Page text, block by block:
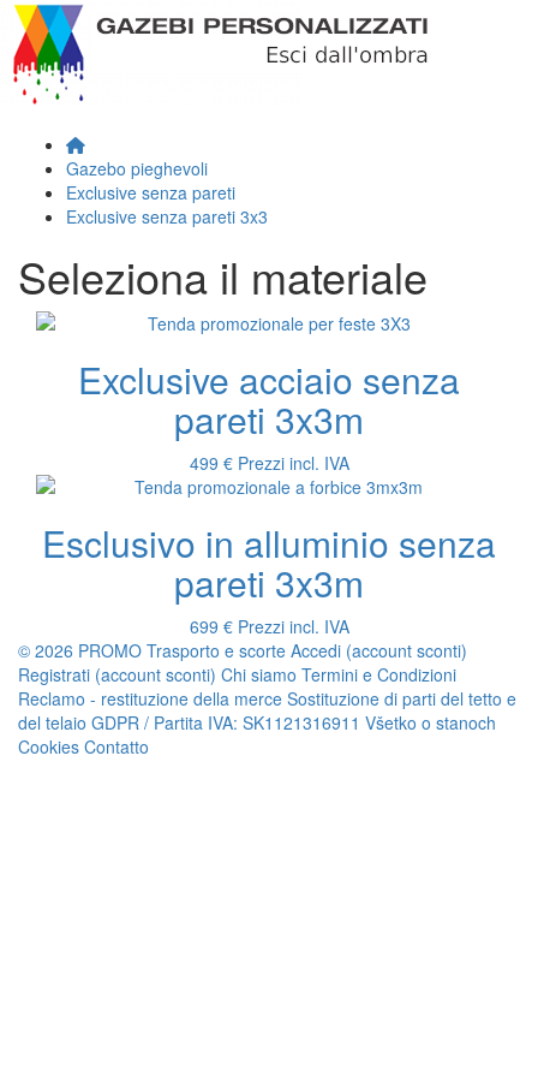
Gazebo pieghevoli
Exclusive senza pareti
Exclusive senza pareti 3x3
Seleziona il materiale
Exclusive acciaio senza
pareti 3x3m
499 € Prezzi incl. IVA
Esclusivo in alluminio senza
pareti 3x3m
699 € Prezzi incl. IVA
© 2026 PROMO Trasporto e scorte Accedi (account sconti)
Registrati (account sconti) Chi siamo Termini e Condizioni
Reclamo - restituzione della merce Sostituzione di parti del tetto e
del telaio GDPR / Partita IVA: SK1121316911 Všetko o stanoch
Cookies Contatto